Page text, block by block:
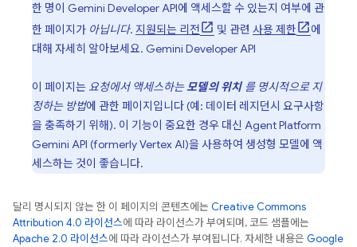
한 명이 Gemini Developer API에 액세스할 수 있는지 여부에 관
한 페이지가 아닙니다. 지원되는 리전 및 관련 사용 제한
에
대해 자세히 알아보세요. Gemini Developer API
이 페이지는 요청에서 액세스하는모델의 위치를 명시적으로 지
정하는 방법에 관한 페이지입니다 (예: 데이터 레지던시 요구사항
을 충족하기 위해). 이 기능이 중요한 경우 대신 Agent Platform
Gemini API (formerly Vertex AI)을 사용하여 생성형 모델에 액
세스하는 것이 좋습니다.
달리 명시되지 않는 한 이 페이지의 콘텐츠에는 Creative Commons
Attribution 4.0 라이선스에 따라 라이선스가 부여되며, 코드 샘플에는
Apache 2.0 라이선스에 따라 라이선스가 부여됩니다. 자세한 내용은 Google